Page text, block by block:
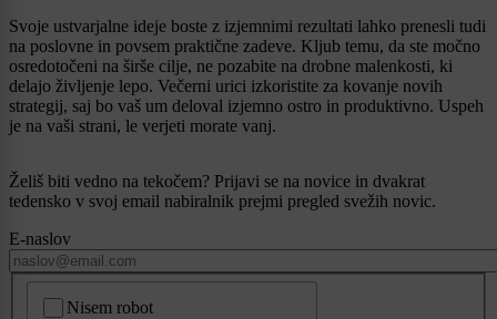
Svoje ustvarjalne ideje boste z izjemnimi rezultati lahko prenesli tudi
na poslovne in povsem praktične zadeve. Kljub temu, da ste močno
osredotočeni na širše cilje, ne pozabite na drobne malenkosti, ki
delajo življenje lepo. Večerni urici izkoristite za kovanje novih
strategij, saj bo vaš um deloval izjemno ostro in produktivno. Uspeh
je na vaši strani, le verjeti morate vanj.
Želiš biti vedno na tekočem? Prijavi se na novice in dvakrat
tedensko v svoj email nabiralnik prejmi pregled svežih novic.
E-naslov
Nisem robot